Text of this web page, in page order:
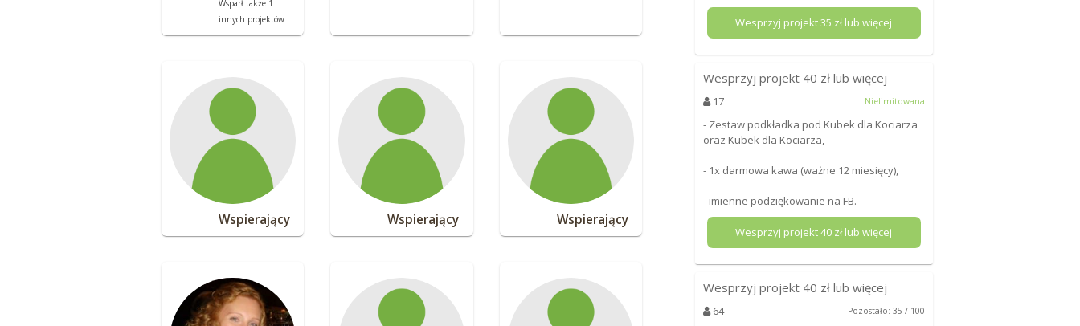
Wsparł także 1
innych projektów
Wspierający Wspierający Wspierający
Wesprzyj projekt35 zł lub więcej
Wesprzyj projekt 40 zł lub więcej
17 Nielimitowana
- Zestaw podkładka pod Kubek dla Kociarza
oraz Kubek dla Kociarza,
- 1x darmowa kawa (ważne 12 miesięcy),
- imienne podziękowanie na FB.
Wesprzyj projekt40 zł lub więcej
Wesprzyj projekt 40 zł lub więcej
64 Pozostało: 35 / 100